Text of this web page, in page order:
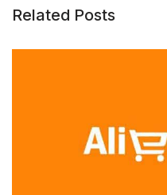
Related Posts